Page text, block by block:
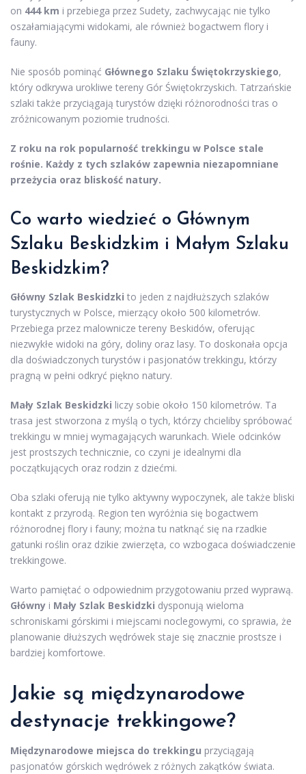
on 444 km i przebiega przez Sudety, zachwycając nie tylko
oszałamiającymi widokami, ale również bogactwem flory i
fauny.
Nie sposób pominąć Głównego Szlaku Świętokrzyskiego,
który odkrywa urokliwe tereny Gór Świętokrzyskich. Tatrzańskie
szlaki także przyciągają turystów dzięki różnorodności tras o
zróżnicowanym poziomie trudności.
Z roku na rok popularność trekkingu w Polsce stale
rośnie. Każdy z tych szlaków zapewnia niezapomniane
przeżycia oraz bliskość natury.
Co warto wiedzieć o Głównym
Szlaku Beskidzkim i Małym Szlaku
Beskidzkim?
Główny Szlak Beskidzki to jeden z najdłuższych szlaków
turystycznych w Polsce, mierzący około 500 kilometrów.
Przebiega przez malownicze tereny Beskidów, oferując
niezwykłe widoki na góry, doliny oraz lasy. To doskonała opcja
dla doświadczonych turystów i pasjonatów trekkingu, którzy
pragną w pełni odkryć piękno natury.
Mały Szlak Beskidzki liczy sobie około 150 kilometrów. Ta
trasa jest stworzona z myślą o tych, którzy chcieliby spróbować
trekkingu w mniej wymagających warunkach. Wiele odcinków
jest prostszych technicznie, co czyni je idealnymi dla
początkujących oraz rodzin z dziećmi.
Oba szlaki oferują nie tylko aktywny wypoczynek, ale także bliski
kontakt z przyrodą. Region ten wyróżnia się bogactwem
różnorodnej flory i fauny; można tu natknąć się na rzadkie
gatunki roślin oraz dzikie zwierzęta, co wzbogaca doświadczenie
trekkingowe.
Warto pamiętać o odpowiednim przygotowaniu przed wyprawą.
Główny i Mały Szlak Beskidzki dysponują wieloma
schroniskami górskimi i miejscami noclegowymi, co sprawia, że
planowanie dłuższych wędrówek staje się znacznie prostsze i
bardziej komfortowe.
Jakie są międzynarodowe
destynacje trekkingowe?
Międzynarodowe miejsca do trekkingu przyciągają
pasjonatów górskich wędrówek z różnych zakątków świata.